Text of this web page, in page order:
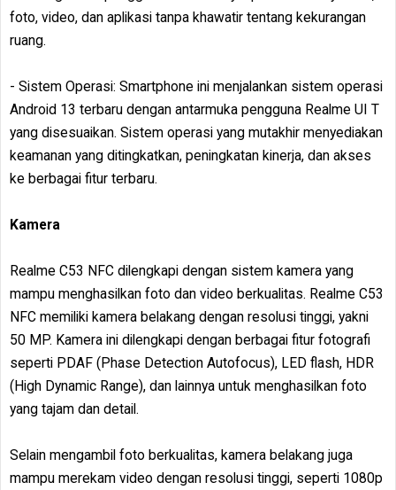
foto, video, dan aplikasi tanpa khawatir tentang kekurangan
ruang.
- Sistem Operasi: Smartphone ini menjalankan sistem operasi
Android 13 terbaru dengan antarmuka pengguna Realme UI T
yang disesuaikan. Sistem operasi yang mutakhir menyediakan
keamanan yang ditingkatkan, peningkatan kinerja, dan akses
ke berbagai fitur terbaru.
Kamera
Realme C53 NFC dilengkapi dengan sistem kamera yang
mampu menghasilkan foto dan video berkualitas. Realme C53
NFC memiliki kamera belakang dengan resolusi tinggi, yakni
50 MP. Kamera ini dilengkapi dengan berbagai fitur fotografi
seperti PDAF (Phase Detection Autofocus), LED flash, HDR
(High Dynamic Range), dan lainnya untuk menghasilkan foto
yang tajam dan detail.
Selain mengambil foto berkualitas, kamera belakang juga
mampu merekam video dengan resolusi tinggi, seperti 1080p